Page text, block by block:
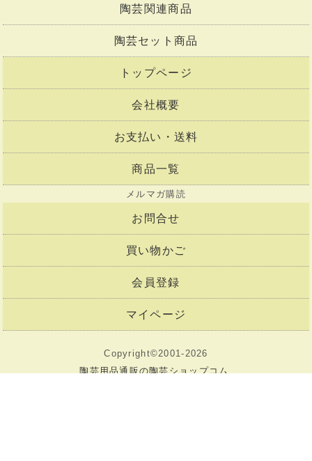
陶芸関連商品
陶芸セット商品
トップページ
会社概要
お支払い・送料
商品一覧
メルマガ購読
お問合せ
買い物かご
会員登録
マイページ
Copyright©2001-2026
陶芸用品通販の陶芸ショップコム.